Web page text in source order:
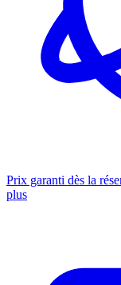
Prix garanti dès la
plus